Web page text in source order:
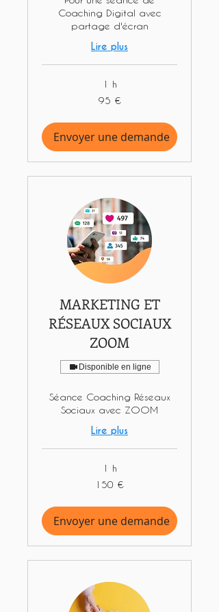
Coaching Digital avec
partage d'écran
Lire plus
1 h
95 €
Envoyer une demande
MARKETING ET
RÉSEAUX SOCIAUX
ZOOM
Disponible en ligne
Séance Coaching Réseaux
Sociaux avec ZOOM
Lire plus
1 h
150 €
Envoyer une demande